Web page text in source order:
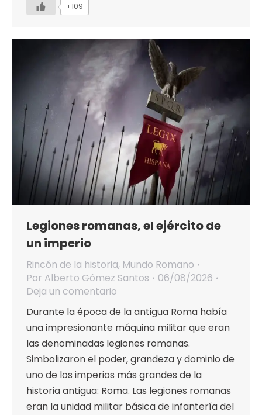
+109
Legiones romanas, el ejército de
un imperio
Rincón de la historia, Mundo Romano
Por Alberto Gómez Santos
06/08/2026
Deja un comentario
Durante la época de la antigua Roma había
una impresionante máquina militar que eran
las denominadas legiones romanas.
Simbolizaron el poder, grandeza y dominio de
uno de los imperios más grandes de la
historia antigua: Roma. Las legiones romanas
eran la unidad militar básica de infantería del